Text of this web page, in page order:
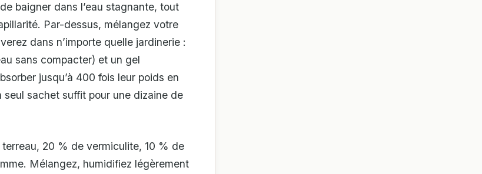
baigner dans l’eau stagnante, tout
Par-dessus, mélangez votre
dans n’importe quelle jardinerie :
sans compacter) et un gel
jusqu’à 400 fois leur poids en
sachet suffit pour une dizaine de
20 % de vermiculite, 10 % de
Mélangez, humidifiez légèrement